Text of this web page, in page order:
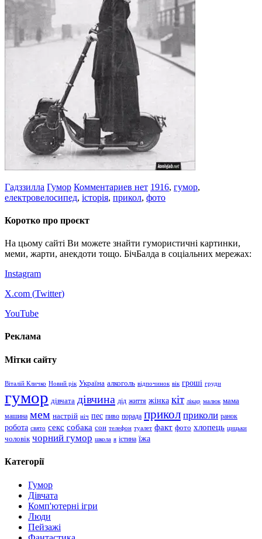
Гадззилла Гумор Комментариев нет 1916, гумор,
електровелосипед, історія, прикол, фото
Коротко про проєкт
На цьому сайті Ви можете знайти гумористичні картинки,
меми, жарти, анекдоти тощо. БічБалда в соціальних мережах:
Instagram
X.com (Twitter)
YouTube
Реклама
Мітки сайту
Віталій Кличко Новий рік Україна алкоголь відпочинок вік гроші груди
гумор дівчата дівчина дід життя жінка кіт лікар малюк мама
машина мем настрій ніч пес пиво порада прикол приколи ранок
робота свято секс собака сон телефон туалет факт фото хлопець цицьки
чоловік чорний гумор школа я істина їжа
Категорії
Гумор
Дівчата
Комп'ютерні ігри
Люди
Пейзажі